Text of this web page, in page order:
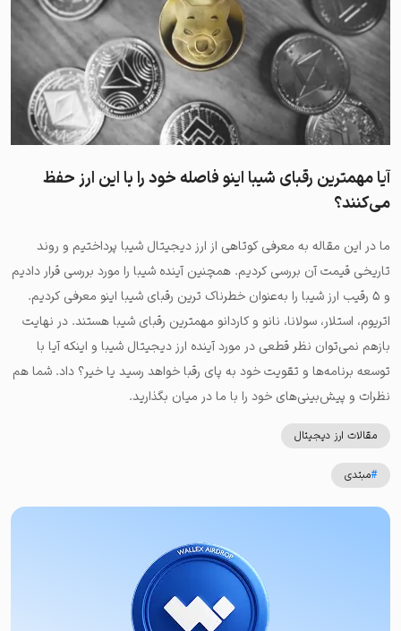
آیا مهمترین رقبای شیبا اینو فاصله خود را با این ارز حفظ
می‌کنند؟
ما در این مقاله به معرفی کوتاهی از ارز دیجیتال شیبا پرداختیم و روند
تاریخی قیمت آن بررسی کردیم. همچنین آینده شیبا را مورد بررسی قرار دادیم
و ۵ رقیب ارز شیبا را به‌عنوان خطرناک ترین رقبای شیبا اینو معرفی کردیم.
اتریوم، استلار، سولانا، نانو و کاردانو مهمترین رقبای شیبا هستند. در نهایت
بازهم نمی‌توان نظر قطعی در مورد آینده ارز دیجیتال شیبا و اینکه آیا با
توسعه برنامه‌ها و تقویت خود به پای رقبا خواهد رسید یا خیر؟ داد. شما هم
نظرات و پیش‌بینی‌های خود را با ما در میان بگذارید.
مقالات ارز دیجیتال
#مبتدی